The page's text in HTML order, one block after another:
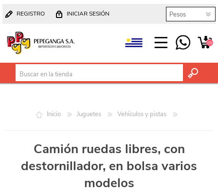
REGISTRO INICIAR SESIÓN
(0)
Inicio Juguetes Vehículos y pistas
Camión ruedas libres, con
destornillador, en bolsa varios
modelos